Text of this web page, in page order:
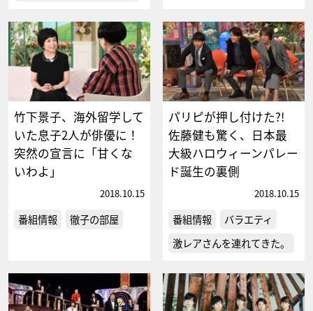
竹下景子、海外留学して
いた息子2人が俳優に！
突然の宣言に「甘くな
いわよ」
2018.10.15
番組情報 徹子の部屋
パリピが押し付けた?!
佐藤健も驚く、日本最
大級ハロウィーンパレー
ド誕生の裏側
2018.10.15
番組情報
バラエティ
激レアさんを連れてきた。